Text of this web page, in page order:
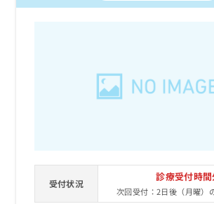
受付状況
診療受付時間
次回受付：2日後（月曜）